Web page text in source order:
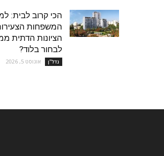
הכי קרוב לבית:
המשפחות
הציונות הדתית
לבחור בלוד?
נדל''ן אוגוסט 5, 2026